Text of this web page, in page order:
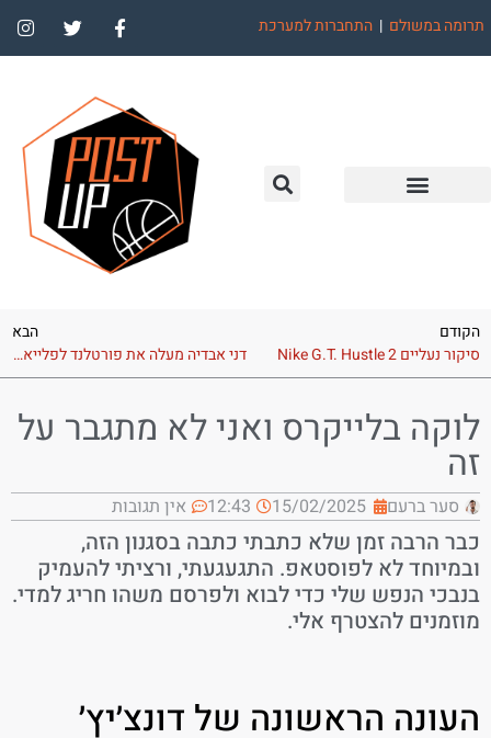
תרומה במשולם | התחברות למערכת
הקודם
סיקור נעליים Nike G.T. Hustle 2
הבא
דני אבדיה מעלה את פורטלנד לפלייאוף
לוקה בלייקרס ואני לא מתגבר על
זה
סער ברעם 15/02/2025
12:43 אין תגובות
כבר הרבה זמן שלא כתבתי כתבה בסגנון הזה,
ובמיוחד לא לפוסטאפ. התגעגעתי, ורציתי להעמיק
בנבכי הנפש שלי כדי לבוא ולפרסם משהו חריג למדי.
מוזמנים להצטרף אלי.
העונה הראשונה של דונצ׳יץ׳